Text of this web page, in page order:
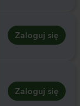
Zaloguj się
Zaloguj się